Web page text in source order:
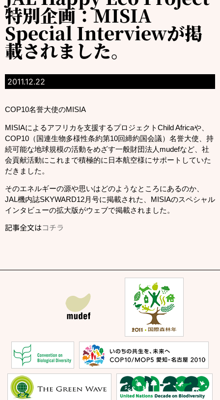
特別企画：MISIA
Special Interviewが掲
載されました。
2011.12.22
COP10名誉大使のMISIA
MISIAによるアフリカを支援するプロジェクトChild Africaや、
COP10（国連生物多様性条約第10回締約国会議）名誉大使、持
続可能な地球規模の活動をめざす一般財団法人mudefなど、社
会貢献活動にこれまで積極的に日本航空様にサポートしていた
だきました。
そのエネルギーの源や思いはどのようなところにあるのか、
JAL機内誌SKYWARD12月号に掲載された、MISIAのスペシャル
インタビューの拡大版がウェブで掲載されました。
記事全文はコチラ